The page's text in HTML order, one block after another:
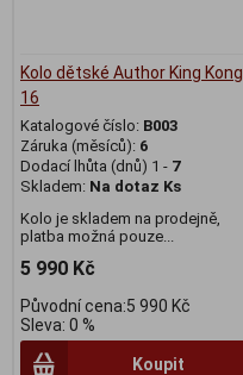
Kolo dětské Author King Kong
16
Katalogové číslo: B003
Záruka (měsíců): 6
Dodací lhůta (dnů) 1 - 7
Skladem: Na dotaz Ks
Kolo je skladem na prodejně,
platba možná pouze...
5 990 Kč
Původní cena:5 990 Kč
Sleva: 0 %
Koupit